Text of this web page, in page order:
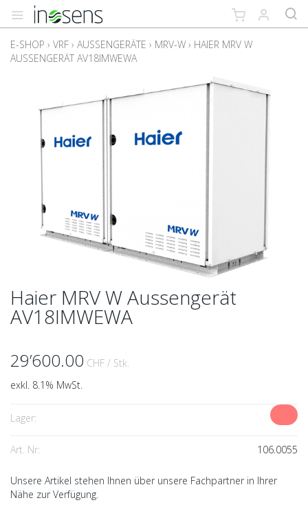
E-SHOP › VRF › AUSSENGERÄTE › MRV-W › HAIER MRV W
AUSSENGERÄT AV18IMWEWA
Haier MRV W Aussengerät
AV18IMWEWA
29’600.00 CHF / Stk.
exkl. 8.1% MwSt.
Lager:
Art. Nr: 106.0055
Unsere Artikel stehen Ihnen über unsere Fachpartner in Ihrer
Nähe zur Verfügung.